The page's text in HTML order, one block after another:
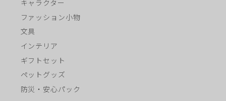
キャラクター
ファッション小物
文具
インテリア
ギフトセット
ペットグッズ
防災・安心パック